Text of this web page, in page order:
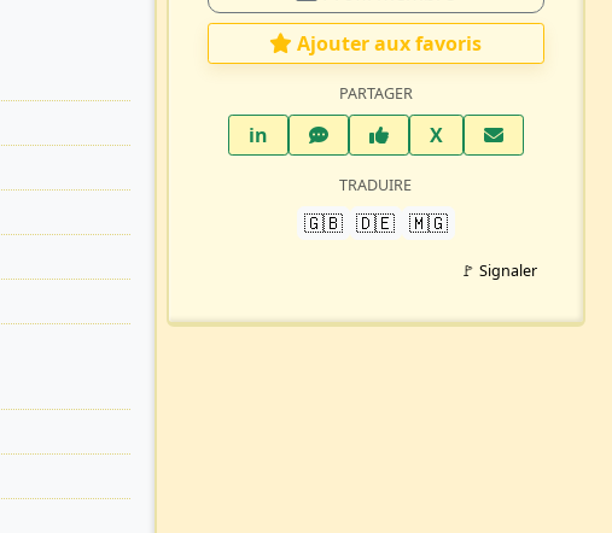
Ajouter aux favoris
PARTAGER
inLinkedInWhatsAppFacebook
XTwitter X
TRADUIRE
🇬🇧 🇩🇪 🇲🇬
🚩 Signaler